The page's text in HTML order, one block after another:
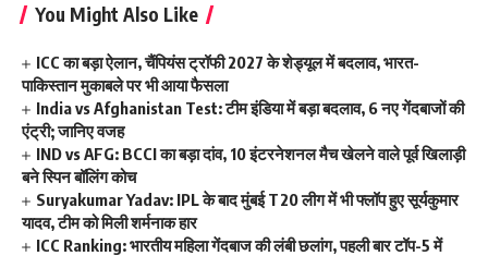
You Might Also Like
ICC का बड़ा ऐलान, चैंपियंस ट्रॉफी 2027 के शेड्यूल में बदलाव, भारत-
पाकिस्तान मुकाबले पर भी आया फैसला
India vs Afghanistan Test: टीम इंडिया में बड़ा बदलाव, 6 नए गेंदबाजों की
एंट्री; जानिए वजह
IND vs AFG: BCCI का बड़ा दांव, 10 इंटरनेशनल मैच खेलने वाले पूर्व खिलाड़ी
बने स्पिन बॉलिंग कोच
Suryakumar Yadav: IPL के बाद मुंबई T20 लीग में भी फ्लॉप हुए सूर्यकुमार
यादव, टीम को मिली शर्मनाक हार
ICC Ranking: भारतीय महिला गेंदबाज की लंबी छलांग, पहली बार टॉप-5 में